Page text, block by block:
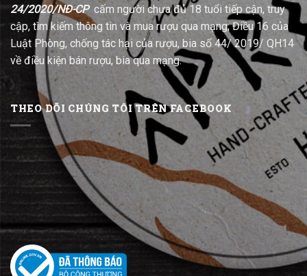
24/2020/NĐ-CPcấm người chưa đủ 18 tuổi tiếp cận, truy
cập, tìm kiếm thông tin và mua rượu qua mạng; Điều 16 của
Luật Phòng, chống tác hại của rượu, bia số 44/ 2019/ QH14
về điều kiện bán rượu, bia qua mạng.
THEO DÕI CHÚNG TÔI TRÊN FACEBOOK